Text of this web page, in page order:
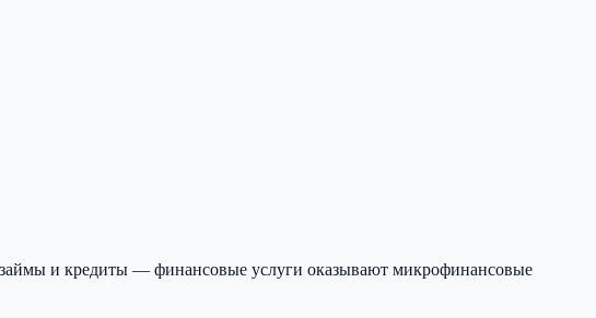
и кредиты — финансовые услуги оказывают микрофинансовые